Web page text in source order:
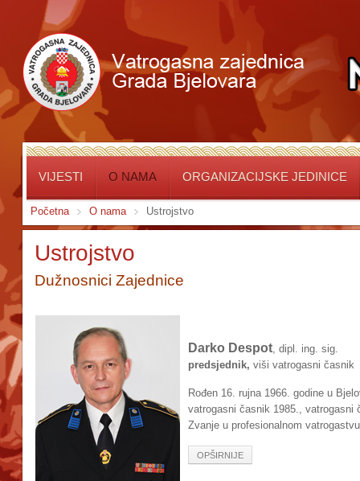
VIJESTI O NAMA ORGANIZACIJSKE JEDINICE
Početna O nama Ustrojstvo
Ustrojstvo
Dužnosnici Zajednice
Darko Despot, dipl. ing. sig.
predsjednik, viši vatrogasni časnik
Rođen 16. rujna 1966. godine u
vatrogasni časnik 1985.,
Zvanje u profesionalnom
OPŠIRNIJE